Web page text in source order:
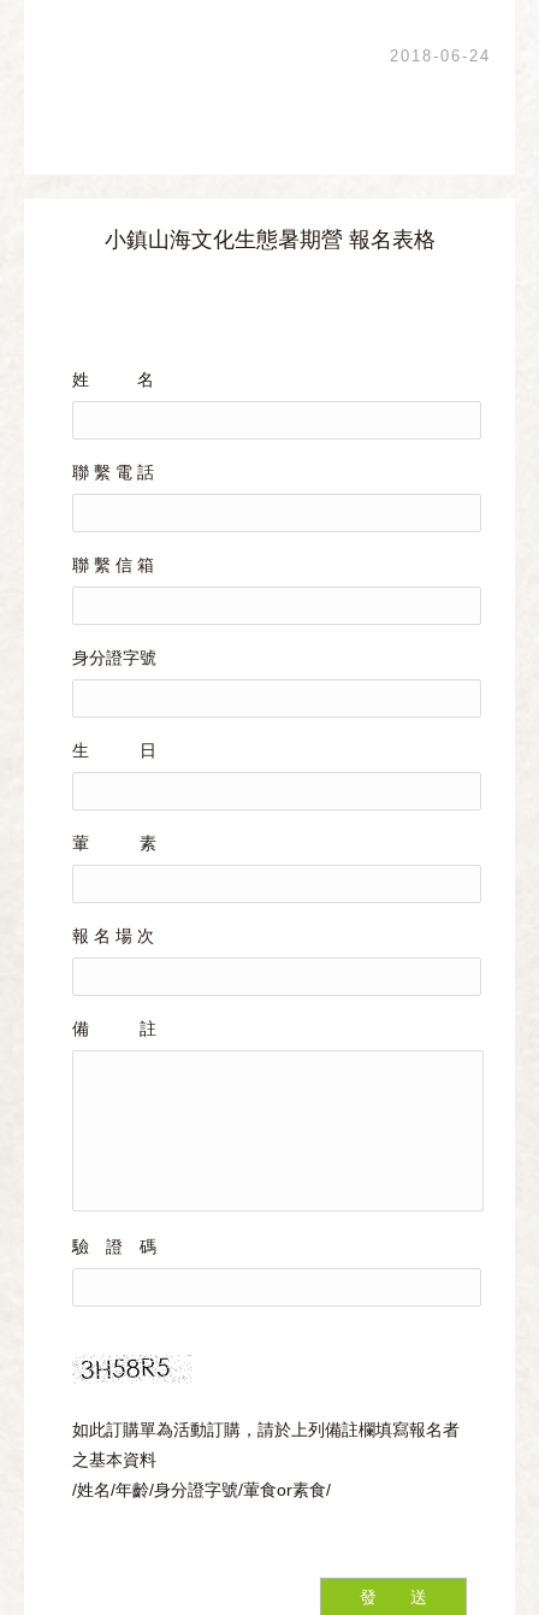
2018-06-24
小鎮山海文化生態暑期營 報名表格
姓 名
聯 繫 電 話
聯 繫 信 箱
身分證字號
生 日
葷 素
報 名 場 次
備 註
驗 證 碼
如此訂購單為活動訂購，請於上列備註欄填寫報名者
之基本資料
/姓名/年齡/身分證字號/葷食or素食/
發 送